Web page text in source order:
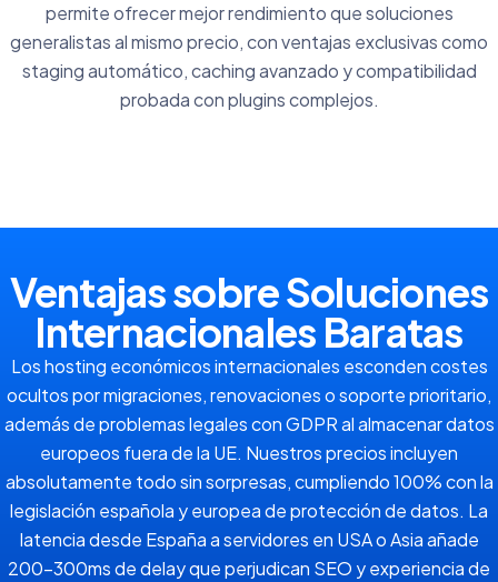
permite ofrecer mejor rendimiento que soluciones
generalistas al mismo precio, con ventajas exclusivas como
staging automático, caching avanzado y compatibilidad
probada con plugins complejos.
Ventajas sobre Soluciones
Internacionales Baratas
Los hosting económicos internacionales esconden costes
ocultos por migraciones, renovaciones o soporte prioritario,
además de problemas legales con GDPR al almacenar datos
europeos fuera de la UE. Nuestros precios incluyen
absolutamente todo sin sorpresas, cumpliendo 100% con la
legislación española y europea de protección de datos. La
latencia desde España a servidores en USA o Asia añade
200-300ms de delay que perjudican SEO y experiencia de